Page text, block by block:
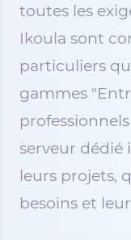
toutes les
Ikoula sont
particuliers
gammes
serveur dédié
leurs projets,
besoins et